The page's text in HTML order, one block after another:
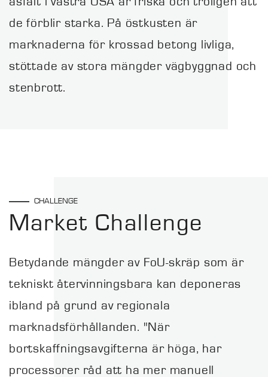
de förblir starka. På östkusten är
marknaderna för krossad betong livliga,
stöttade av stora mängder vägbyggnad och
stenbrott.
CHALLENGE
Market Challenge
Betydande mängder av FoU-skräp som är
tekniskt återvinningsbara kan deponeras
ibland på grund av regionala
marknadsförhållanden. "När
bortskaffningsavgifterna är höga, har
processorer råd att ha mer manuell